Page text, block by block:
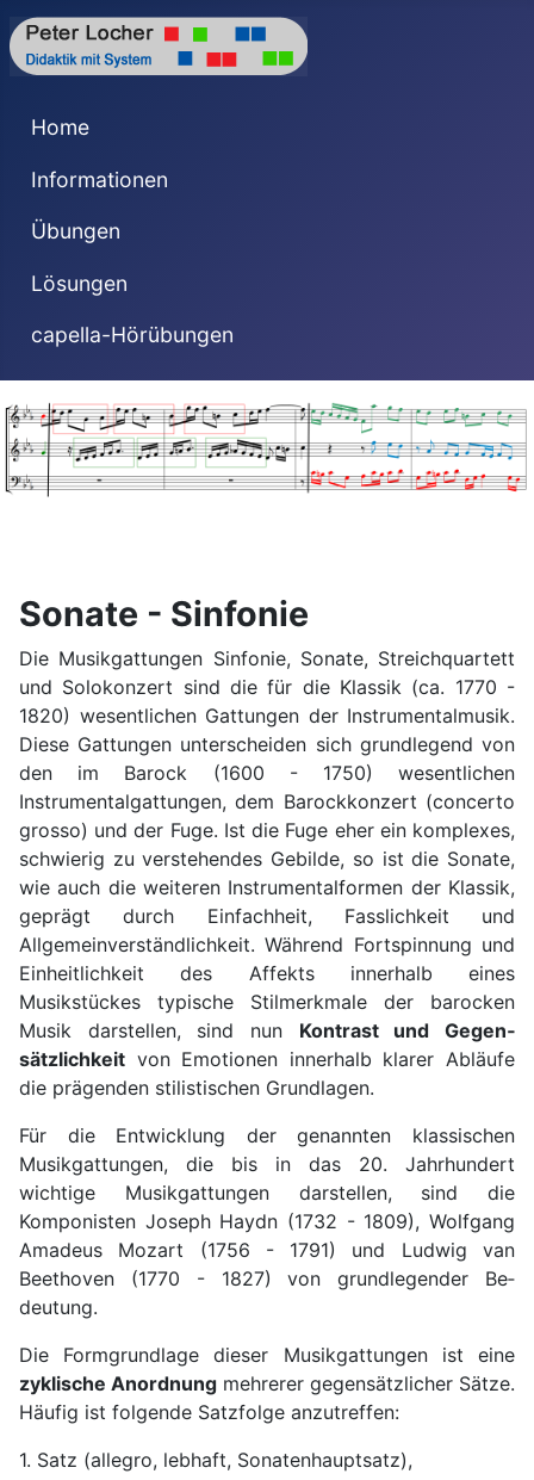
Home
Informationen
Übungen
Lösungen
capella-Hörübungen
Sonate - Sinfonie
Die Musikgattungen Sinfonie, Sonate, Streichquartett
und Solokonzert sind die für die Klassik (ca. 1770 -
1820) wesentlichen Gattungen der Instrumentalmusik.
Diese Gattungen unterscheiden sich grundlegend von
den im Barock (1600 - 1750) wesentlichen
Instrumentalgattungen, dem Barockkonzert (concerto
grosso) und der Fuge. Ist die Fuge eher ein komplexes,
schwierig zu verstehendes Gebilde, so ist die Sonate,
wie auch die weiteren Instrumentalformen der Klassik,
geprägt durch Einfachheit, Fass­lichkeit und
Allgemeinverständlichkeit. Während Fortspinnung und
Einheitlichkeit des Affekts innerhalb ei­nes
Musikstückes typische Stilmerkmale der barocken
Musik darstellen, sind nun Kontrast und Gegen­
sätzlichkeit von Emotionen innerhalb klarer Abläufe
die prägenden stilistischen Grundlagen.
Für die Entwicklung der genannten klassischen
Musikgattungen, die bis in das 20. Jahrhundert
wichtige Musikgattungen darstellen, sind die
Komponisten Joseph Haydn (1732 - 1809), Wolfgang
Amadeus Mozart (1756 - 1791) und Ludwig van
Beethoven (1770 - 1827) von grundlegender Be­
deutung.
Die Formgrundlage dieser Musikgattungen ist eine
zyklische Anordnung mehrerer gegensätzlicher Sätze.
Häufig ist folgende Satzfolge anzutreffen:
1. Satz (allegro, lebhaft, Sonatenhauptsatz),